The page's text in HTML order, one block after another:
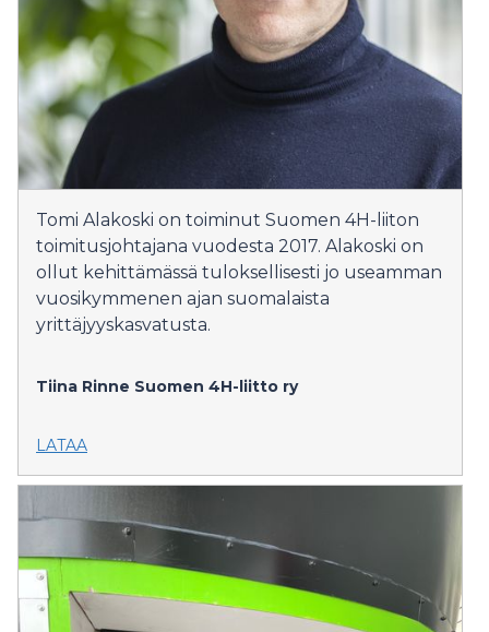
Tomi Alakoski on toiminut Suomen 4H-liiton
toimitusjohtajana vuodesta 2017. Alakoski on
ollut kehittämässä tuloksellisesti jo useamman
vuosikymmenen ajan suomalaista
yrittäjyyskasvatusta.
Tiina Rinne Suomen 4H-liitto ry
LATAA